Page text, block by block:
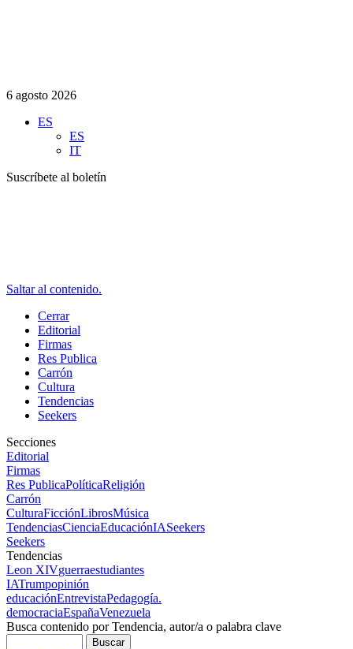
6 agosto 2026
ES
ES
IT
Suscríbete al boletín
Saltar al contenido.
Cerrar
Editorial
Firmas
Res Publica
Carrón
Cultura
Tendencias
Seekers
Secciones
Editorial
Firmas
Res PublicaPolíticaReligión
Carrón
CulturaFicciónLibrosMúsica
TendenciasCienciaEducaciónIASeekers
Seekers
Tendencias
Leon XIVguerraestudiantes
IATrumpopinión
educaciónEntrevistaPedagogía.
democraciaEspañaVenezuela
Busca contenido por Tendencia, autor/a o palabra clave